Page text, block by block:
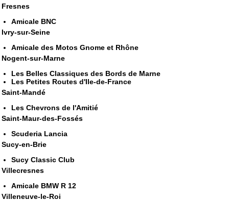
Fresnes
Amicale BNC
Ivry-sur-Seine
Amicale des Motos Gnome et Rhône
Nogent-sur-Marne
Les Belles Classiques des Bords de Marne
Les Petites Routes d'Ile-de-France
Saint-Mandé
Les Chevrons de l'Amitié
Saint-Maur-des-Fossés
Scuderia Lancia
Sucy-en-Brie
Sucy Classic Club
Villecresnes
Amicale BMW R 12
Villeneuve-le-Roi